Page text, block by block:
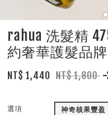
rahua 洗髮精
約奢華護髮品牌
NT$ 1,440 NT$ 1,800
選項 神奇核果豐盈